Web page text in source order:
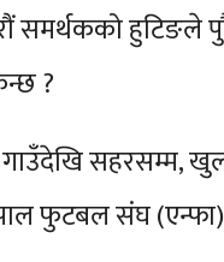
हुटिङले पुरै
?
सहरसम्म,
फुटबल संघ